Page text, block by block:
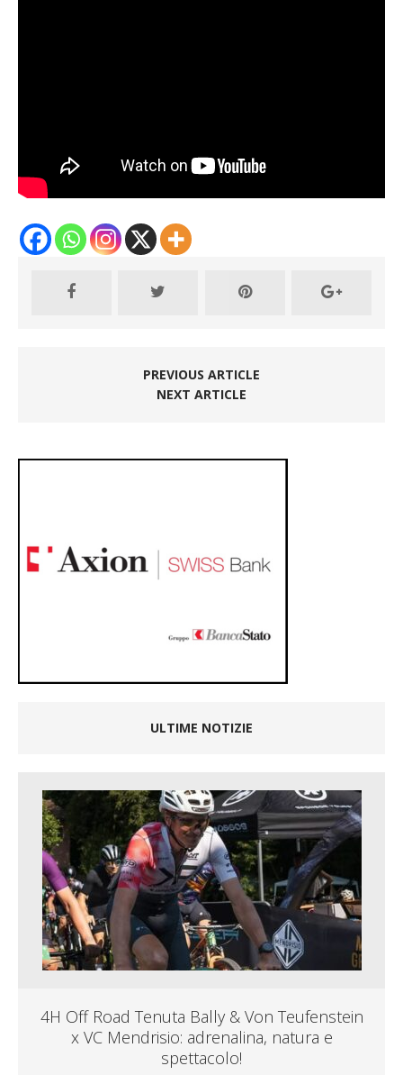
PREVIOUS ARTICLE
NEXT ARTICLE
ULTIME NOTIZIE
4H Off Road Tenuta Bally & Von Teufenstein
x VC Mendrisio: adrenalina, natura e
spettacolo!